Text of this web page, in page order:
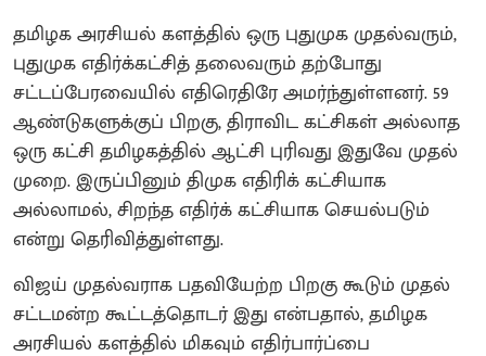
தமிழக அரசியல் களத்தில் ஒரு புதுமுக முதல்வரும்,
புதுமுக எதிர்க்கட்சித் தலைவரும் தற்போது
சட்டப்பேரவையில் எதிரெதிரே அமர்ந்துள்ளனர். 59
ஆண்டுகளுக்குப் பிறகு, திராவிட கட்சிகள் அல்லாத
ஒரு கட்சி தமிழகத்தில் ஆட்சி புரிவது இதுவே முதல்
முறை. இருப்பினும் திமுக எதிரிக் கட்சியாக
அல்லாமல், சிறந்த எதிர்க் கட்சியாக செயல்படும்
என்று தெரிவித்துள்ளது.
விஜய் முதல்வராக பதவியேற்ற பிறகு கூடும் முதல்
சட்டமன்ற கூட்டத்தொடர் இது என்பதால், தமிழக
அரசியல் களத்தில் மிகவும் எதிர்பார்ப்பை